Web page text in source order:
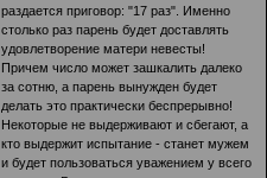
раздается приговор: "17 раз". Именно
столько раз парень будет доставлять
удовлетворение матери невесты!
Причем число может зашкалить далеко
за сотню, а парень вынужден будет
делать это практически беспрерывно!
Некоторые не выдерживают и сбегают, а
кто выдержит испытание - станет мужем
и будет пользоваться уважением у всего